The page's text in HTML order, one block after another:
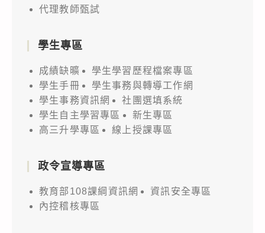
代理教師甄試
學生專區
成績缺曠
學生學習歷程檔案專區
學生手冊
學生事務與轉導工作網
學生事務資訊網
社團選填系統
學生自主學習專區
新生專區
高三升學專區
線上授課專區
政令宣導專區
教育部108課綱資訊網
資訊安全專區
內控稽核專區